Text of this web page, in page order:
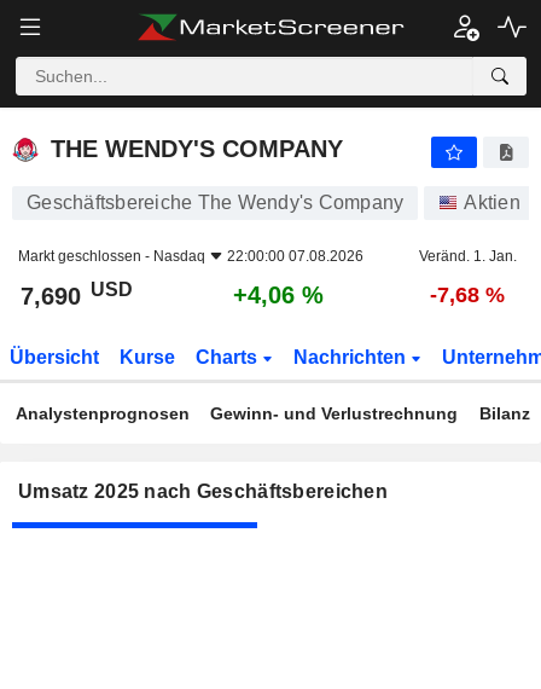
THE WENDY'S COMPANY
THE WENDY'S COMPANY
Geschäftsbereiche The Wendy's Company Aktien
Markt geschlossen - Nasdaq 22:00:00 07.08.2026 Veränd. 1. Jan.
7,690 USD +4,06 % -7,68 %
Übersicht Kurse Charts Nachrichten
Analystenprognosen Gewinn- und Verlustrechnung Bilanz
Umsatz 2025 nach Geschäftsbereichen